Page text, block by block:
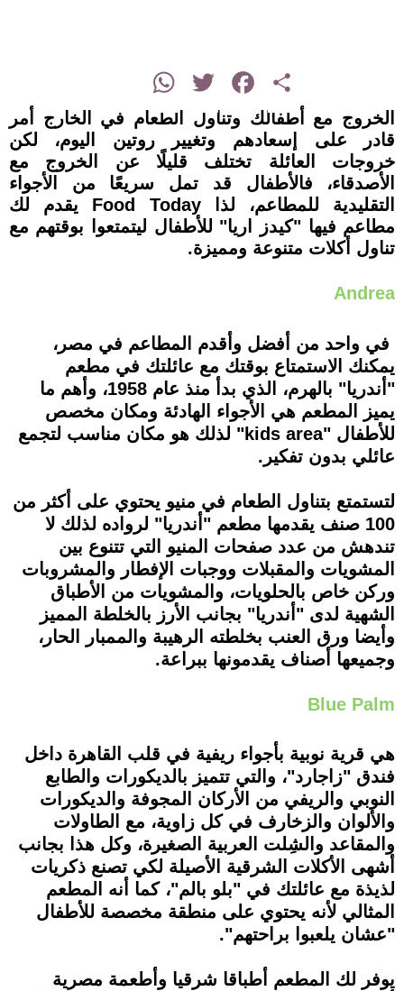
Share
Facebook
Twitter
WhatsApp
الخروج مع أطفالك وتناول الطعام في الخارج أمر
قادر على إسعادهم وتغيير روتين اليوم، لكن
خروجات العائلة تختلف قليلًا عن الخروج مع
الأصدقاء، فالأطفال قد تمل سريعًا من الأجواء
التقليدية للمطاعم، لذا Food Today يقدم لك
مطاعم فيها "كيدز اريا" للأطفال ليتمتعوا بوقتهم مع
تناول أكلات متنوعة ومميزة.
Andrea
في واحد من أفضل وأقدم المطاعم في مصر،
يمكنك الاستمتاع بوقتك مع عائلتك في مطعم
"أندريا" بالهرم، الذي بدأ منذ عام 1958، وأهم ما
يميز المطعم هي الأجواء الهادئة ومكان مخصص
للأطفال "kids area" لذلك هو مكان مناسب لتجمع
عائلي بدون تفكير.
لتستمتع بتناول الطعام في منيو يحتوي على أكثر من
100 صنف يقدمها مطعم "أندريا" لرواده لذلك لا
تندهش من عدد صفحات المنيو التي تتنوع بين
المشويات والمقبلات ووجبات الإفطار والمشروبات
وركن خاص بالحلويات، والمشويات من الأطباق
الشهية لدى "أندريا" بجانب الأرز بالخلطة المميز
وأيضا ورق العنب بخلطته الرهيبة والممبار الحار،
وجميعها أصناف يقدمونها ببراعة.
Blue Palm
هي قرية نوبية بأجواء ريفية في قلب القاهرة داخل
فندق "زاجارد"، والتي تتميز بالديكورات والطابع
النوبي والريفي من الأركان المجوفة والديكورات
والألوان والزخارف في كل زاوية، مع الطاولات
والمقاعد والشِلت العربية الصغيرة، وكل هذا بجانب
أشهى الأكلات الشرقية الأصيلة لكي تصنع ذكريات
لذيذة مع عائلتك في "بلو بالم"، كما أنه المطعم
المثالي لأنه يحتوي على منطقة مخصصة للأطفال
"عشان يلعبوا براحتهم".
يوفر لك المطعم أطباقا شرقيا وأطعمة مصرية